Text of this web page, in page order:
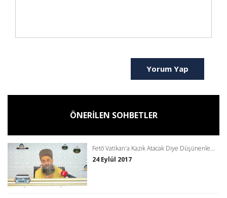
Yorum Yap
ÖNERİLEN SOHBETLER
Fetö Vatikan'a Kazık Atacak Diye Düşünenle...
24 Eylül 2017